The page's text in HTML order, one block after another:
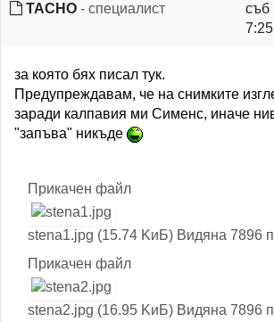
TACHO - специалист
съб
за която бях писал тук.
Предупреждавам, че на снимките
заради калпавия ми Сименс, иначе
"запъва" никъде
Прикачен файл
stena1.jpg (15.74 KиБ) Видяна 7896
Прикачен файл
stena2.jpg (16.95 KиБ) Видяна 7896